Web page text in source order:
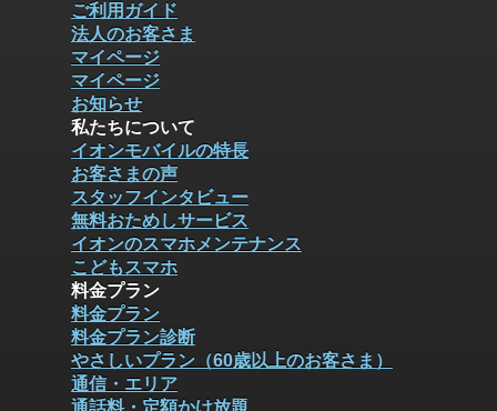
ご利用ガイド
法人のお客さま
マイページ
マイページ
お知らせ
私たちについて
イオンモバイルの特長
お客さまの声
スタッフインタビュー
無料おためしサービス
イオンのスマホメンテナンス
こどもスマホ
料金プラン
料金プラン
料金プラン診断
やさしいプラン（60歳以上のお客さま）
通信・エリア
通話料・定額かけ放題